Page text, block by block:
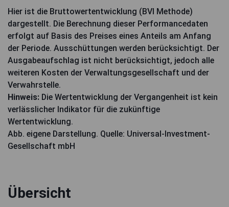
Hier ist die Bruttowertentwicklung (BVI Methode)
dargestellt. Die Berechnung dieser Performancedaten
erfolgt auf Basis des Preises eines Anteils am Anfang
der Periode. Ausschüttungen werden berücksichtigt. Der
Ausgabeaufschlag ist nicht berücksichtigt, jedoch alle
weiteren Kosten der Verwaltungsgesellschaft und der
Verwahrstelle.
Hinweis: Die Wertentwicklung der Vergangenheit ist kein
verlässlicher Indikator für die zukünftige
Wertentwicklung.
Abb. eigene Darstellung. Quelle: Universal-Investment-
Gesellschaft mbH
Übersicht